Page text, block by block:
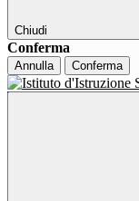
Chiudi
Conferma
Annulla Conferma